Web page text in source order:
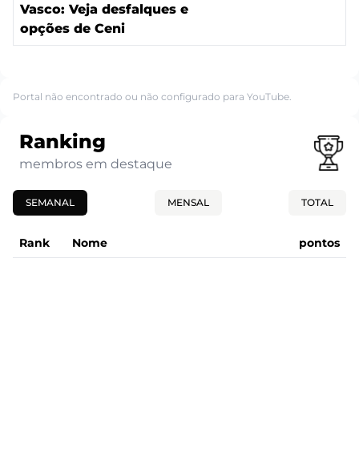
Vasco: Veja desfalques e
opções de Ceni
Portal não encontrado ou não configurado para YouTube.
Ranking
membros em destaque
SEMANAL MENSAL TOTAL
Rank Nome pontos